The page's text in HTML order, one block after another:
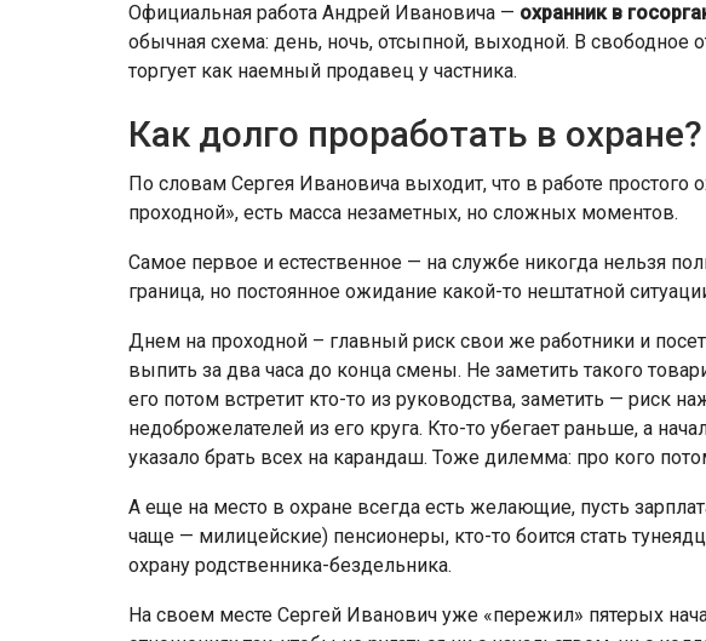
Официальная работа Андрей Ивановича — охранник в
обычная схема: день, ночь, отсыпной, выходной. В свободное
торгует как наемный продавец у частника.
Как долго проработать в охране?
По словам Сергея Ивановича выходит, что в работе простого
проходной», есть масса незаметных, но сложных моментов.
Самое первое и естественное — на службе никогда нельзя
граница, но постоянное ожидание какой-то нештатной
Днем на проходной – главный риск свои же работники и
выпить за два часа до конца смены. Не заметить такого
его потом встретит кто-то из руководства, заметить — риск
недоброжелателей из его круга. Кто-то убегает раньше, а
указало брать всех на карандаш. Тоже дилемма: про кого
А еще на место в охране всегда есть желающие, пусть
чаще — милицейские) пенсионеры, кто-то боится стать
охрану родственника-бездельника.
На своем месте Сергей Иванович уже «пережил» пятерых